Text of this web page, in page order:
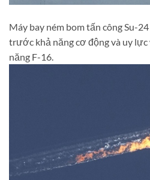
Máy bay ném bom tấn công Su-
trước khả năng cơ động và uy lực
năng F-16.